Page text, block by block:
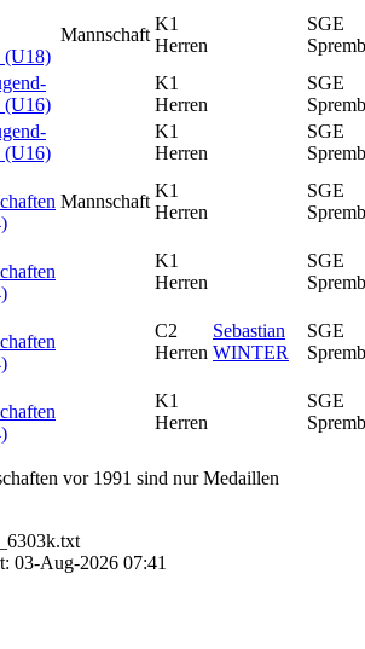
(U18)
Mannschaft
K1
Herren
SGE
(U16)
K1
Herren
SGE
(U16)
K1
Herren
SGE
Mannschaft
K1
Herren
SGE
K1
Herren
SGE
C2
Herren
Sebastian
WINTER
SGE
K1
Herren
SGE
vor 1991 sind nur Medaillen
03-Aug-2026 07:41